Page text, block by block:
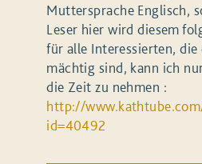
Muttersprache Englisch,
Leser hier wird diesem
für alle Interessierten, die
mächtig sind, kann ich
die Zeit zu nehmen :
http://
id=40492